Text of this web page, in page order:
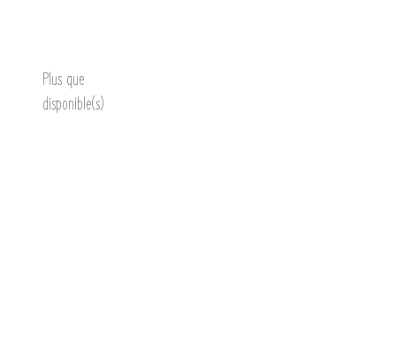
Plus que
disponible(s)